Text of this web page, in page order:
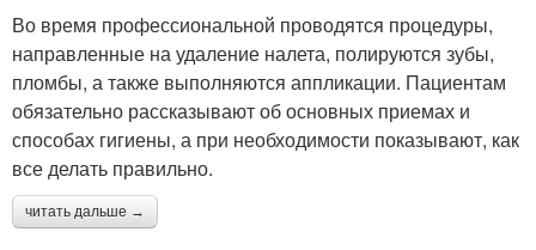
Во время профессиональной проводятся процедуры,
направленные на удаление налета, полируются зубы,
пломбы, а также выполняются аппликации. Пациентам
обязательно рассказывают об основных приемах и
способах гигиены, а при необходимости показывают, как
все делать правильно.
читать дальше →